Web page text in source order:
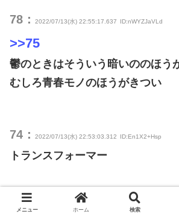
78： 2022/07/13(水) 22:55:17.637 ID:nWYZJaVLd
>>75
鬱のときはそういう暗いののほう
むしろ青春モノのほうがきつい
74： 2022/07/13(水) 22:53:03.312 ID:En1X2+Hsp
トランスフォーマー
76：2022/07/13(水) 22:54:36.986 ID:BJMSXodg0
メニュー ホーム 検索